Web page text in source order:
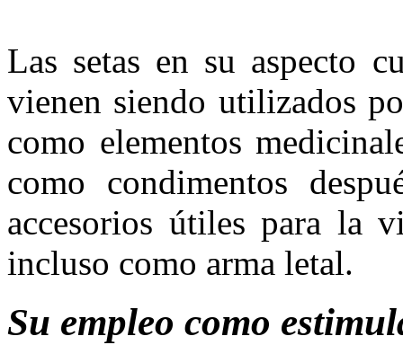
Las setas en su aspecto
vienen siendo utilizados
como elementos
como condimentos
accesorios útiles para la
incluso como arma letal.
Su empleo como